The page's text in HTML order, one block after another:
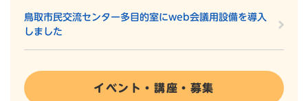
鳥取市民交流センター多目的室にweb会議用設備を導入
しました
イベント・講座・募集